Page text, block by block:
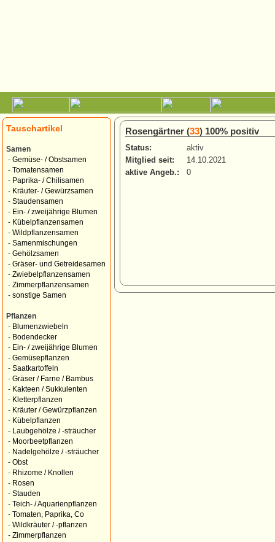
Tauschartikel
Samen
- Gemüse- / Obstsamen
- Tomatensamen
- Paprika- / Chilisamen
- Kräuter- / Gewürzsamen
- Staudensamen
- Ein- / zweijährige Blumen
- Kübelpflanzensamen
- Wildpflanzensamen
- Samenmischungen
- Gehölzsamen
- Gräser- und Getreidesamen
- Zwiebelpflanzensamen
- Zimmerpflanzensamen
- sonstige Samen
Pflanzen
- Blumenzwiebeln
- Bodendecker
- Ein- / zweijährige Blumen
- Gemüsepflanzen
- Saatkartoffeln
- Gräser / Farne / Bambus
- Kakteen / Sukkulenten
- Kletterpflanzen
- Kräuter / Gewürzpflanzen
- Kübelpflanzen
-
Laubgehölze / -sträucher
- Moorbeetpflanzen
- Nadelgehölze / -sträucher
- Obst
- Rhizome / Knollen
- Rosen
- Stauden
- Teich- / Aquarienpflanzen
- Tomaten, Paprika, Co
- Wildkräuter / -pflanzen
- Zimmerpflanzen
Rosengärtner (33) 100% positiv
Status:
aktiv
Mitglied seit:
14.10.2021
aktive Angeb.:
0